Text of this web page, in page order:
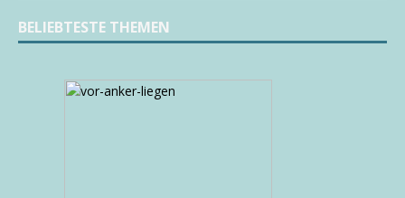
BELIEBTESTE THEMEN